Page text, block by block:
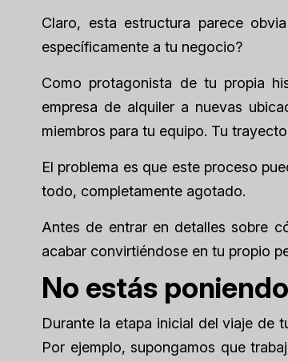
Claro, esta estructura parece
específicamente a tu negocio?
Como protagonista de tu propia
empresa de alquiler a nuevas
miembros para tu equipo. Tu
El problema es que este proceso
todo, completamente agotado.
Antes de entrar en detalles sobre
acabar convirtiéndose en tu propio
No estás
Durante la etapa inicial del viaje de
Por ejemplo, supongamos que